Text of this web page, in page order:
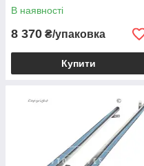
В наявності
8 370 ₴/упаковка
Купити